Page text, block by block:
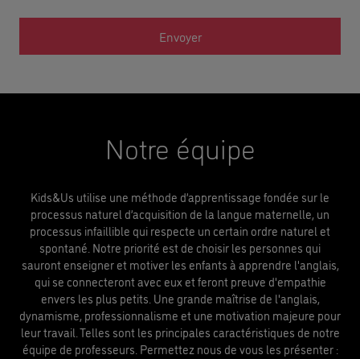
Notre équipe
​Kids&Us utilise une méthode d’apprentissage fondée sur le
processus naturel d’acquisition de la langue maternelle, un
processus infaillible qui respecte un certain ordre naturel et
spontané. Notre priorité est de choisir les personnes qui
sauront enseigner et motiver les enfants à apprendre l'anglais,
qui se connecteront avec eux et feront preuve d'empathie
envers les plus petits. Une grande maîtrise de l'anglais,
dynamisme, professionnalisme et une motivation majeure pour
leur travail. Telles sont les principales caractéristiques de notre
équipe de professeurs. Permettez nous de vous les présenter :